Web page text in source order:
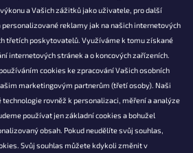
a Vašich zážitků jako uživatele, pro další
reklamy jak na našich internetových
třetích poskytovatelů. Využíváme k tomu získané
internetových stránek a o koncových zařízeních.
cookies ke zpracování Vašich osobních
marketingovým partnerům (třetí osoby). Naši
rovněž k personalizaci, měření a analýze
používat jen základní cookies a bohužel
obsah. Pokud neudělíte svůj souhlas,
Svůj souhlas můžete kdykoli změnit v